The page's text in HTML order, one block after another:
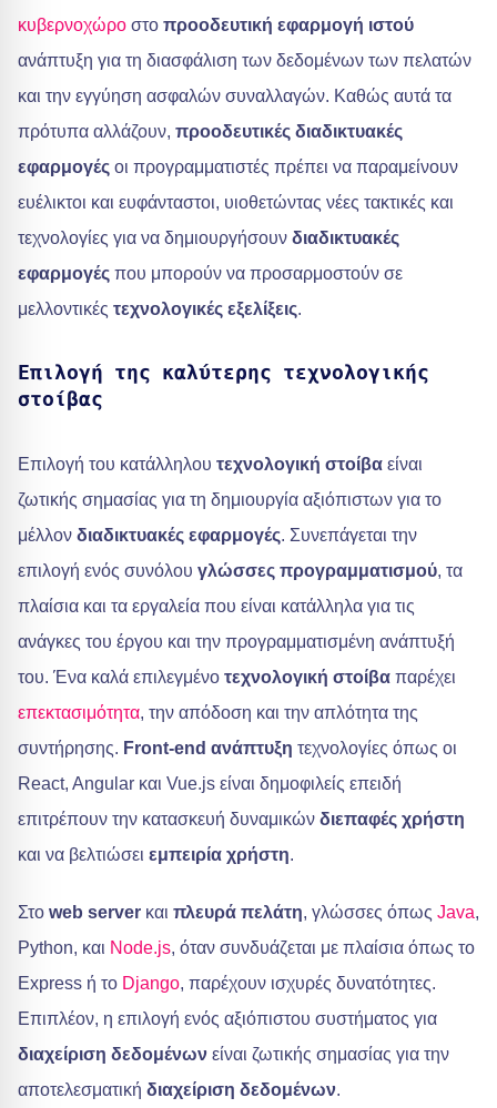
κυβερνοχώρο στο προοδευτική εφαρμογή ιστού
ανάπτυξη για τη διασφάλιση των δεδομένων των πελατών
και την εγγύηση ασφαλών συναλλαγών. Καθώς αυτά τα
πρότυπα αλλάζουν, προοδευτικές διαδικτυακές
εφαρμογές οι προγραμματιστές πρέπει να παραμείνουν
ευέλικτοι και ευφάνταστοι, υιοθετώντας νέες τακτικές και
τεχνολογίες για να δημιουργήσουν διαδικτυακές
εφαρμογές που μπορούν να προσαρμοστούν σε
μελλοντικές τεχνολογικές εξελίξεις.
Επιλογή της καλύτερης τεχνολογικής
στοίβας
Επιλογή του κατάλληλου τεχνολογική στοίβα είναι
ζωτικής σημασίας για τη δημιουργία αξιόπιστων για το
μέλλον διαδικτυακές εφαρμογές. Συνεπάγεται την
επιλογή ενός συνόλου γλώσσες προγραμματισμού, τα
πλαίσια και τα εργαλεία που είναι κατάλληλα για τις
ανάγκες του έργου και την προγραμματισμένη ανάπτυξή
του. Ένα καλά επιλεγμένο τεχνολογική στοίβα παρέχει
επεκτασιμότητα, την απόδοση και την απλότητα της
συντήρησης. Front-end ανάπτυξη τεχνολογίες όπως οι
React, Angular και Vue.js είναι δημοφιλείς επειδή
επιτρέπουν την κατασκευή δυναμικών διεπαφές χρήστη
και να βελτιώσει εμπειρία χρήστη.
Στο web server και πλευρά πελάτη, γλώσσες όπως Java,
Python, και Node.js, όταν συνδυάζεται με πλαίσια όπως το
Express ή το Django, παρέχουν ισχυρές δυνατότητες.
Επιπλέον, η επιλογή ενός αξιόπιστου συστήματος για
διαχείριση δεδομένων είναι ζωτικής σημασίας για την
αποτελεσματική διαχείριση δεδομένων.